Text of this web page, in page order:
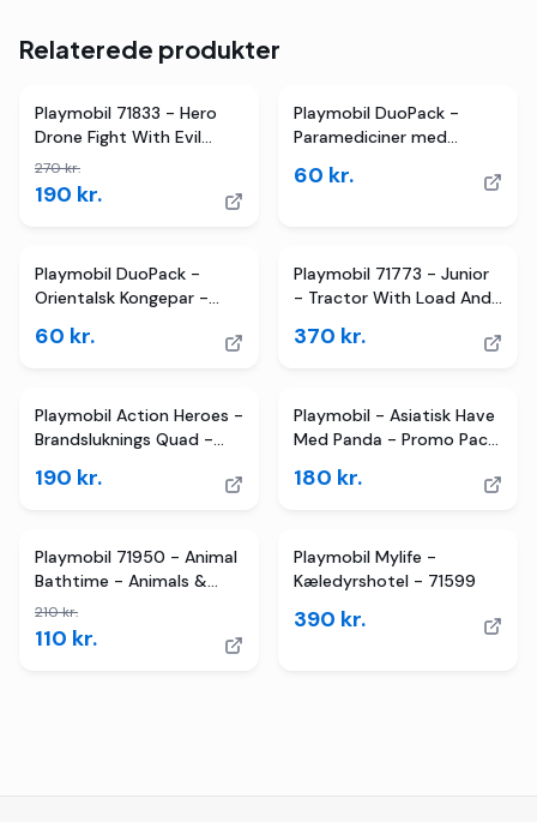
Relaterede produkter
TILBUD
Playmobil 71833 - Hero
Drone Fight With Evil
Ninja - Action Heroes
270kr.
190 kr.
Playmobil DuoPack -
Paramediciner med
60 kr.
Playmobil DuoPack -
Orientalsk Kongepar -
60 kr.
Playmobil 71773 - Junior
- Tractor With Load And
370 kr.
Playmobil Action Heroes -
Brandsluknings Quad -
190 kr.
Playmobil - Asiatisk Have
Med Panda - Promo Pack
180 kr.
TILBUD
Playmobil 71950 - Animal
Bathtime - Animals &
Friends - Flodhest
210kr.
110 kr.
Playmobil Mylife -
Kæledyrshotel - 71599
390 kr.